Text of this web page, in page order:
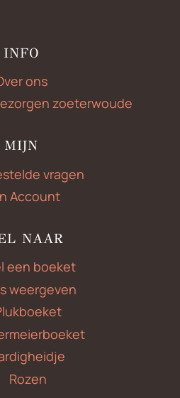
INFO
ons
zoeterwoude
MIJN
vragen
Account
NAAR
een boeket
weergeven
Rozen